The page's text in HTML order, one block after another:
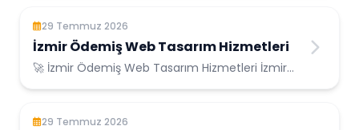
29 Temmuz 2026
İzmir Ödemiş Web Tasarım Hizmetleri
🚀 İzmir Ödemiş Web Tasarım Hizmetleri İzmir
29 Temmuz 2026